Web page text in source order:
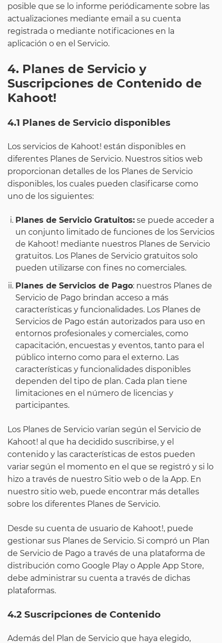
posible que se lo informe periódicamente sobre las
actualizaciones mediante email a su cuenta
registrada o mediante notificaciones en la
aplicación o en el Servicio.
4. Planes de Servicio y
Suscripciones de Contenido de
Kahoot!
4.1 Planes de Servicio disponibles
Los servicios de Kahoot! están disponibles en
diferentes Planes de Servicio. Nuestros sitios web
proporcionan detalles de los Planes de Servicio
disponibles, los cuales pueden clasificarse como
uno de los siguientes:
Planes de Servicio Gratuitos: se puede acceder a
un conjunto limitado de funciones de los Servicios
de Kahoot! mediante nuestros Planes de Servicio
gratuitos. Los Planes de Servicio gratuitos solo
pueden utilizarse con fines no comerciales.
Planes de Servicios de Pago: nuestros Planes de
Servicio de Pago brindan acceso a más
características y funcionalidades. Los Planes de
Servicios de Pago están autorizados para uso en
entornos profesionales y comerciales, como
capacitación, encuestas y eventos, tanto para el
público interno como para el externo. Las
características y funcionalidades disponibles
dependen del tipo de plan. Cada plan tiene
limitaciones en el número de licencias y
participantes.
Los Planes de Servicio varían según el Servicio de
Kahoot! al que ha decidido suscribirse, y el
contenido y las características de estos pueden
variar según el momento en el que se registró y si lo
hizo a través de nuestro Sitio web o de la App. En
nuestro sitio web, puede encontrar más detalles
sobre los diferentes Planes de Servicio.
Desde su cuenta de usuario de Kahoot!, puede
gestionar sus Planes de Servicio. Si compró un Plan
de Servicio de Pago a través de una plataforma de
distribución como Google Play o Apple App Store,
debe administrar su cuenta a través de dichas
plataformas.
4.2 Suscripciones de Contenido
Además del Plan de Servicio que haya elegido,